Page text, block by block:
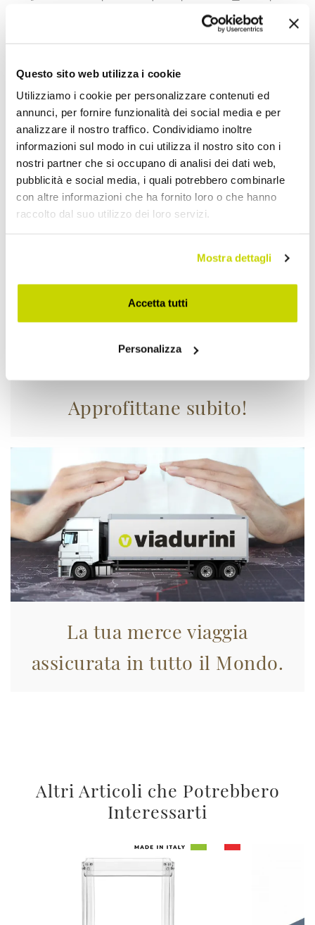
Questo sito web utilizza i cookie
Utilizziamo i cookie per personalizzare contenuti ed
annunci, per fornire funzionalità dei social media e per
analizzare il nostro traffico. Condividiamo inoltre
informazioni sul modo in cui utilizza il nostro sito con i
nostri partner che si occupano di analisi dei dati web,
pubblicità e social media, i quali potrebbero combinarle
con altre informazioni che ha fornito loro o che hanno
raccolto dal suo utilizzo dei loro servizi.
Mostra dettagli
Accetta tutti
Personalizza
Accessori Casa e Cucina
Approfittane subito!
La tua merce viaggia
assicurata in tutto il Mondo.
Altri Articoli che Potrebbero
Interessarti